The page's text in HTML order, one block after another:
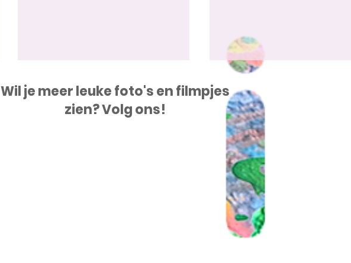
22 jul en 19 aug Koken
met kinderen en ouders
Wil je meer leuke foto's en filmpjes
zien? Volg ons!